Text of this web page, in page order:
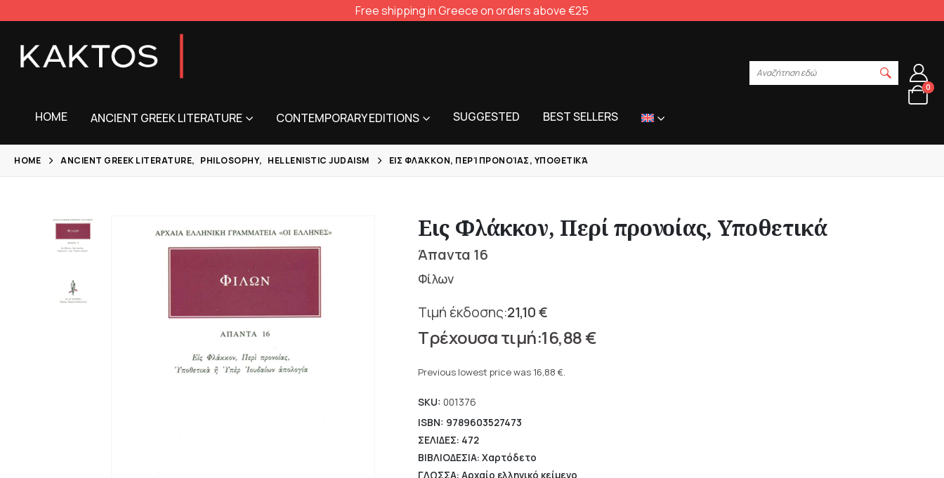
Free shipping in Greece on orders above €25
HOME ANCIENT GREEK LITERATURE CONTEMPORARY EDITIONS SUGGESTED BEST SELLERS
Αναζήτηση εδώ
0
HOME ANCIENT GREEK LITERATURE, PHILOSOPHY, HELLENISTIC JUDAISM ΕΙΣ ΦΛΆΚΚΟΝ, ΠΕΡΊ ΠΡΟΝΟΊΑΣ, ΥΠΟΘΕΤΙΚΆ
Εις Φλάκκον, Περί προνοίας, Υποθετικά
Άπαντα 16
Φίλων
21,10€
Original
price
was:
21,10 €.
16,88€
price
16,88 €.
Previous lowest price was 16,88 €.
SKU: 001376
ISBN: 9789603527473
ΣΕΛΙΔΕΣ: 472
ΒΙΒΛΙΟΔΕΣΙΑ: Χαρτόδετο
ΓΛΩΣΣΑ: Αρχαίο ελληνικό κείμενο